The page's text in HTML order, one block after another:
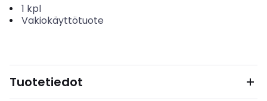
1 kpl
Vakiokäyttötuote
Tuotetiedot